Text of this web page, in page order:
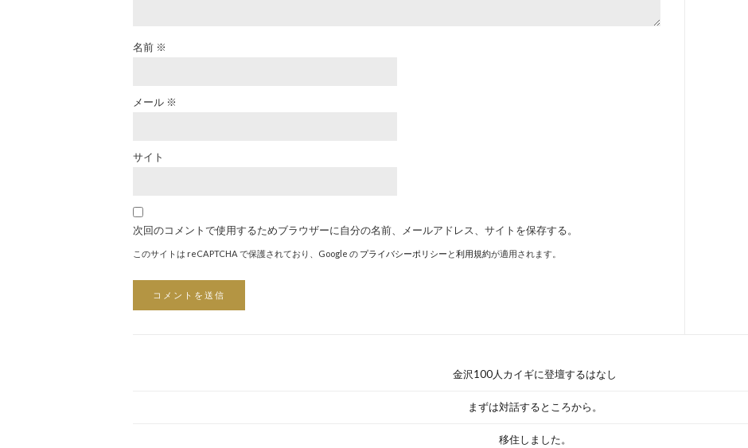
名前 ※
メール ※
サイト
次回のコメントで使用するためブラウザーに自分の名前、メールアドレス、サイトを保存する。
このサイトは reCAPTCHA で保護されており、Google の プライバシーポリシー と利用規約が適用されます。
金沢100人カイギに登壇するはなし
まずは対話するところから。
移住しました。